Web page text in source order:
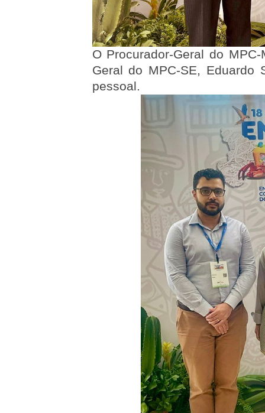
O Procurador-Geral do
Geral do MPC-SE, Eduardo
pessoal.